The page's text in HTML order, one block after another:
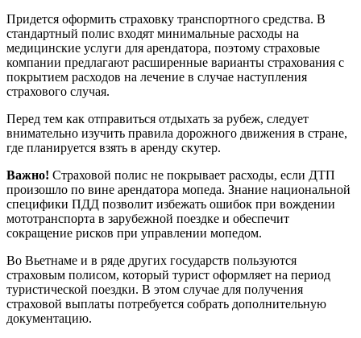
Придется оформить страховку транспортного средства. В
стандартный полис входят минимальные расходы на
медицинские услуги для арендатора, поэтому страховые
компании предлагают расширенные варианты страхования с
покрытием расходов на лечение в случае наступления
страхового случая.
Перед тем как отправиться отдыхать за рубеж, следует
внимательно изучить правила дорожного движения в стране,
где планируется взять в аренду скутер.
Важно! Страховой полис не покрывает расходы, если ДТП
произошло по вине арендатора мопеда. Знание национальной
специфики ПДД позволит избежать ошибок при вождении
мототранспорта в зарубежной поездке и обеспечит
сокращение рисков при управлении мопедом.
Во Вьетнаме и в ряде других государств пользуются
страховым полисом, который турист оформляет на период
туристической поездки. В этом случае для получения
страховой выплаты потребуется собрать дополнительную
документацию.